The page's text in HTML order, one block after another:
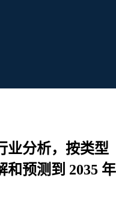
分析，按类
预测到 2035 年